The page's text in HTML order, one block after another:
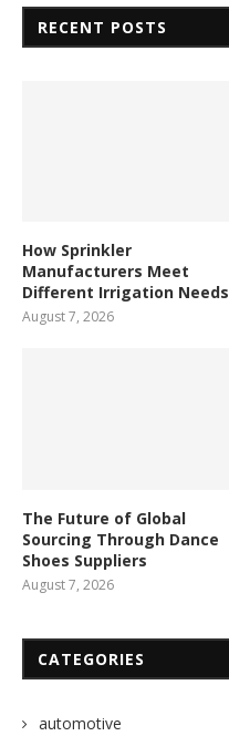
RECENT POSTS
How Sprinkler
Manufacturers Meet
Different Irrigation Needs
August 7, 2026
The Future of Global
Sourcing Through Dance
Shoes Suppliers
August 7, 2026
CATEGORIES
automotive